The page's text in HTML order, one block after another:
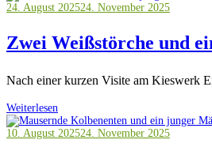
24. August 202524. November 2025
Zwei Weißstörche und
Nach einer kurzen Visite am Kieswerk
Weiterlesen
10. August 202524. November 2025